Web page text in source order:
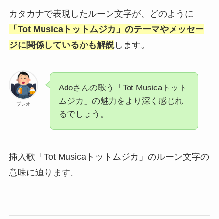
カタカナで表現したルーン文字が、どのように
「Tot Musicaトットムジカ」のテーマやメッセー
ジに関係しているかも解説します。
プレオ
Adoさんの歌う「Tot Musicaトット
ムジカ」の魅力をより深く感じれ
るでしょう。
挿入歌「Tot Musicaトットムジカ」のルーン文字の
意味に迫ります。